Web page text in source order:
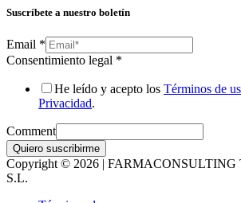
Suscríbete a nuestro boletín
Email *
Consentimiento legal *
He leído y acepto los Términos de
Privacidad.
Comment
Quiero suscribirme
Copyright © 2026 |
S.L.